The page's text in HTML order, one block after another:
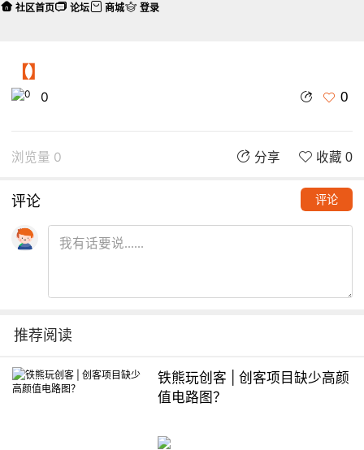
【】
0 0
浏览量 0 分享 收藏 0
评论 评论
推荐阅读
铁熊玩创客 | 创客项目缺少高颜
值电路图？
社区首页 论坛 商城 登录